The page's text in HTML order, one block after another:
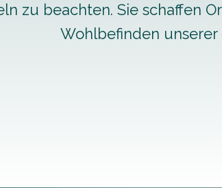
zu beachten. Sie schaffen
Wohlbefinden